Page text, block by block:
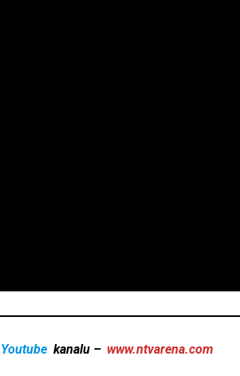
Youtube kanalu – www.ntvarena.com